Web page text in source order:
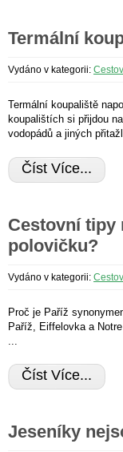
Termální
Vydáno v kategorii:
Termální koupaliště
koupalištích si přijdou
vodopádů a jiných
Číst Více...
Cestovní tipy
polovičku?
Vydáno v kategorii:
Proč je Paříž
Paříž, Eiffelovka a
Číst Více...
Jeseníky